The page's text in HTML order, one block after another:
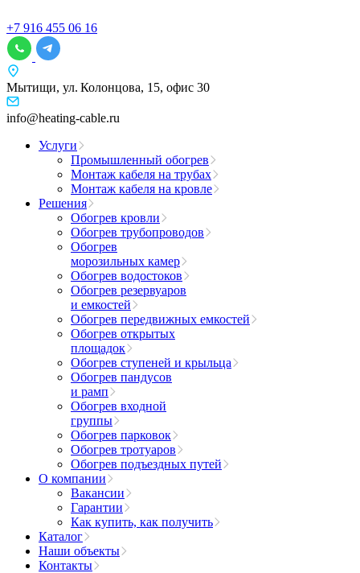
+7 916 455 06 16
Мытищи, ул. Колонцова, 15, офис 30
info@heating-cable.ru
Услуги
Промышленный обогрев
Монтаж кабеля на трубах
Монтаж кабеля на кровле
Решения
Обогрев кровли
Обогрев трубопроводов
Обогрев
морозильных камер
Обогрев водостоков
Обогрев резервуаров
и емкостей
Обогрев передвижных емкостей
Обогрев открытых
площадок
Обогрев ступеней и крыльца
Обогрев пандусов
и рамп
Обогрев входной
группы
Обогрев парковок
Обогрев тротуаров
Обогрев подъездных путей
О компании
Вакансии
Гарантии
Как купить, как получить
Каталог
Наши объекты
Контакты